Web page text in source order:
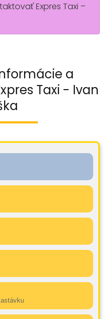
Expres Taxi –
a
Taxi - Ivan